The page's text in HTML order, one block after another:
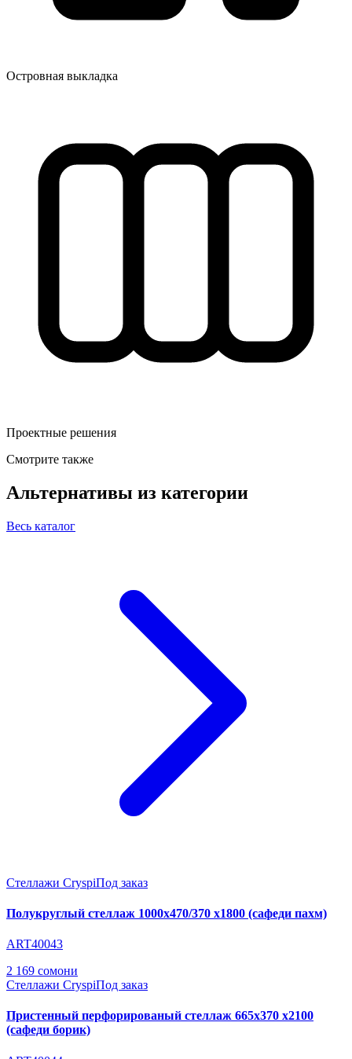
Островная выкладка
Проектные решения
Смотрите также
Альтернативы из категории
Весь каталог
Стеллажи CryspiПод заказ
Полукруглый стеллаж 1000х470/370 х1800 (сафеди пахм)
ART40043
2 169 сомони
Стеллажи CryspiПод заказ
Пристенный перфорированый стеллаж 665х370 х2100
(сафеди борик)